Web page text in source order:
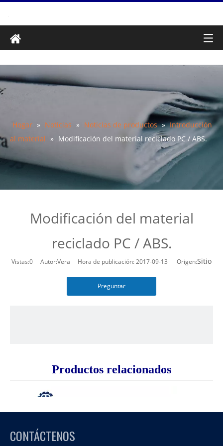
Hogar » Noticias » Noticias de productos » Introducción
al material » Modificación del material reciclado PC / ABS.
Modificación del material
reciclado PC / ABS.
Vistas:0 Autor:Vera Hora de publicación: 2017-09-13 Origen:Sitio
Preguntar
Productos relacionados
CONTÁCTENOS